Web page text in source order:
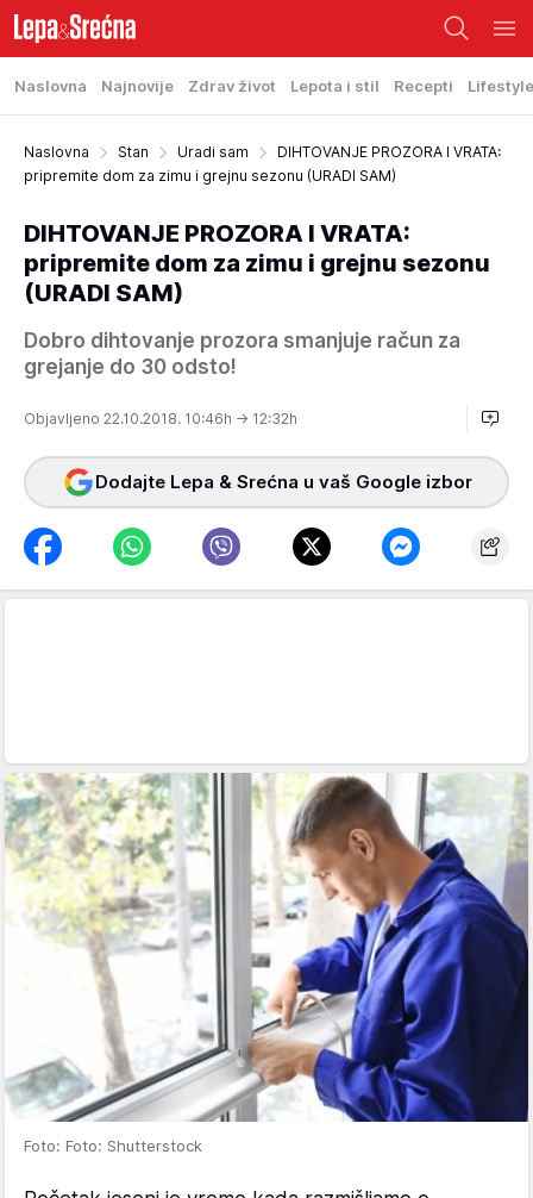
Naslovna Najnovije Zdrav život Lepota i stil Recepti Lifestyle
Naslovna Stan Uradi sam
DIHTOVANJE PROZORA I VRATA:
pripremite dom za zimu i grejnu sezonu (URADI SAM)
DIHTOVANJE PROZORA I VRATA:
pripremite dom za zimu i grejnu sezonu
(URADI SAM)
Dobro dihtovanje prozora smanjuje račun za
grejanje do 30 odsto!
Objavljeno 22.10.2018. 10:46h → 12:32h
Dodajte Lepa & Srećna u vaš Google izbor
Foto: Foto: Shutterstock